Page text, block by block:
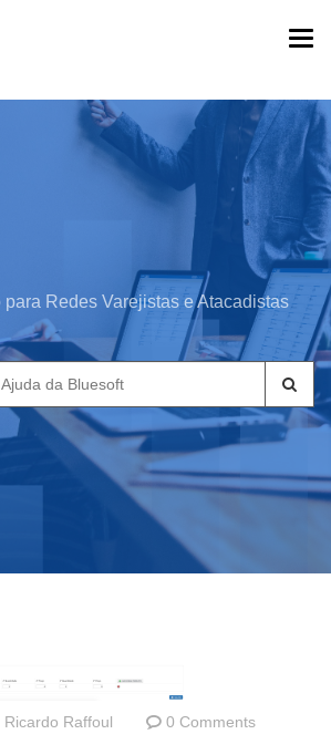
Redes Varejistas e Atacadistas
Ricardo Raffoul 0 Comments